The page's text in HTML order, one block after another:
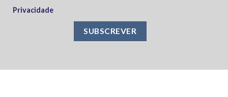
Privacidade